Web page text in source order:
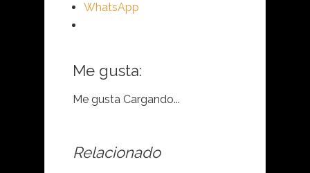
WhatsApp
Me gusta:
Me gusta Cargando...
Relacionado